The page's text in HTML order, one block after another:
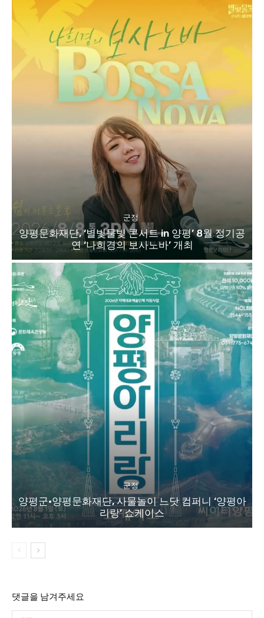
군정
양평문화재단, ‘별빛물빛 콘서트 in 양평’ 8월 정기공
연 ‘나희경의 보사노바’ 개최
군정
양평군·양평문화재단, 사물놀이 느닷 컴퍼니 ‘양평아
리랑’ 쇼케이스
댓글을 남겨주세요